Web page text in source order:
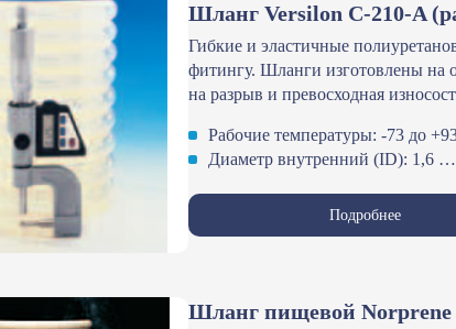
Шланг Versilon C-210-A
Гибкие и эластичные
фитингу. Шланги изготовлены на
на разрыв и превосходная
Рабочие температуры: -73 до
Диаметр внутренний (ID): 1,6
Подробнее
Шланг пищевой Norprene